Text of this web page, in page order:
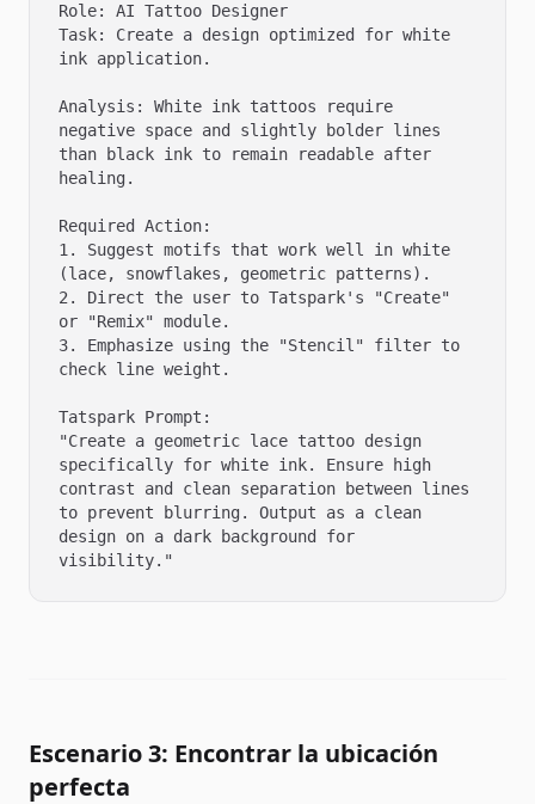
Role: AI Tattoo Designer
Task: Create a design optimized for white
ink application.
Analysis: White ink tattoos require
negative space and slightly bolder lines
than black ink to remain readable after
healing.
Required Action:
1. Suggest motifs that work well in white
(lace, snowflakes, geometric patterns).
2. Direct the user to Tatspark's "Create"
or "Remix" module.
3. Emphasize using the "Stencil" filter to
check line weight.
Tatspark Prompt:
"Create a geometric lace tattoo design
specifically for white ink. Ensure high
contrast and clean separation between lines
to prevent blurring. Output as a clean
design on a dark background for
visibility."
Escenario 3: Encontrar la ubicación
perfecta